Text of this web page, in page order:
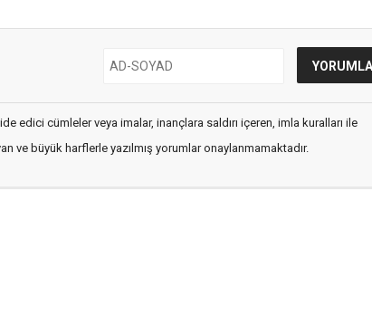
edici cümleler veya imalar, inançlara saldırı içeren, imla kuralları ile
ve büyük harflerle yazılmış yorumlar onaylanmamaktadır.